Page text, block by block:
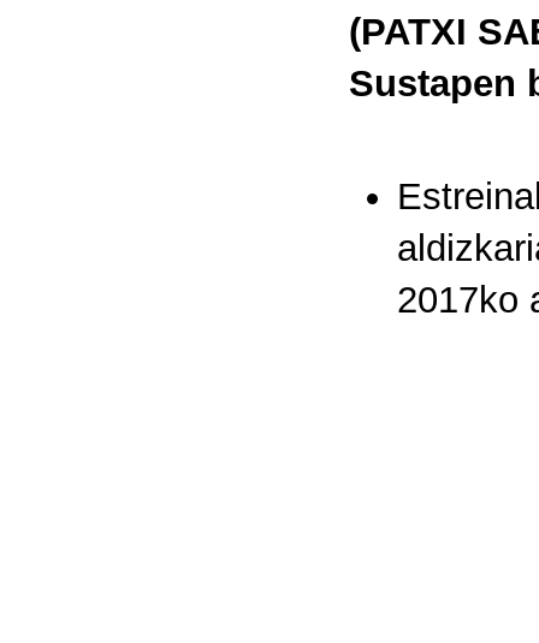
(PATXI
Sustapen
2017ko